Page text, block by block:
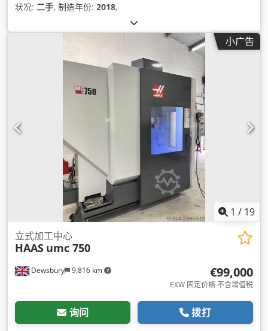
状况: 二手, 制造年份: 2018,
小广告
1 / 19
Dewsbury 9,816 km
立式加工中心
HAAS umc 750
€99,000
EXW 固定价格 不含增值税
询问 拨打